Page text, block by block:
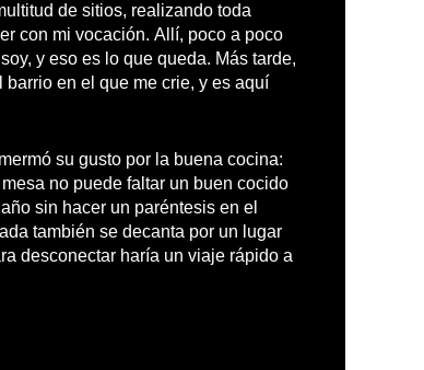
de sitios, realizando toda
con mi vocación. Allí, poco a poco
y eso es lo que queda. Más tarde,
en el que me crie, y es aquí
su gusto por la buena cocina:
no puede faltar un buen cocido
sin hacer un paréntesis en el
también se decanta por un lugar
desconectar haría un viaje rápido a